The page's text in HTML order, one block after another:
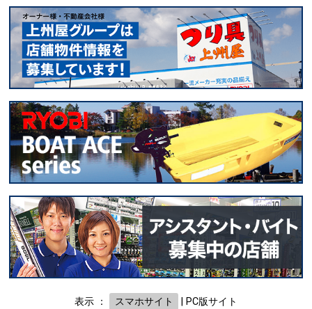
表示 ： スマホサイト PC版サイト